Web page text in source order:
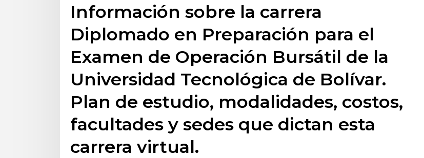
Información sobre la carrera
Diplomado en Preparación para el
Examen de Operación Bursátil de la
Universidad Tecnológica de Bolívar.
Plan de estudio, modalidades, costos,
facultades y sedes que dictan esta
carrera virtual.